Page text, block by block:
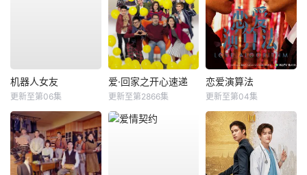
机器人女友
更新至第06集
爱·回家之开心速递
更新至第2866集
恋爱演算法
更新至第04集